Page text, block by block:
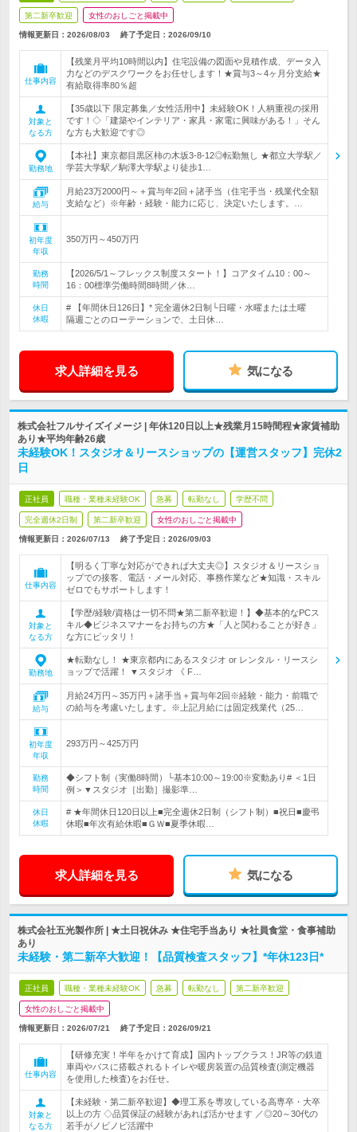
第二新卒歓迎 女性のおしごと掲載中
情報更新日：2026/08/03 終了予定日： 2026/09/10
仕事内容
【残業月平均10時間以内】住宅設備の図面や見積作成、データ入
力などのデスクワークをお任せします！★賞与3～4ヶ月分支給★
有給取得率80％超
対象と
なる方
【35歳以下 限定募集／女性活用中】未経験OK！人柄重視の採用
です！◇「建築やインテリア・家具・家電に興味がある！」そん
な方も大歓迎です◎
勤務地
【本社】東京都目黒区柿の木坂3-8-12◎転勤無し ★都立大学駅／
学芸大学駅／駒澤大学駅より徒歩1…
給与
月給23万2000円～＋賞与年2回＋諸手当（住宅手当・残業代全額
支給など）※年齢・経験・能力に応じ、決定いたします。…
初年度
年収
350万円～450万円
勤務
時間
【2026/5/1～フレックス制度スタート！】コアタイム10：00～
16：00標準労働時間8時間／休…
休日
休暇
# 【年間休日126日】* 完全週休2日制└日曜・水曜または土曜
隔週ごとのローテーションで、土日休…
求人詳細を見る 気になる
株式会社フルサイズイメージ | 年休120日以上★残業月15時間程★家賃補助
あり★平均年齢26歳
未経験OK！スタジオ＆リースショップの【運営スタッフ】完休2
日
正社員 職種・業種未経験OK 急募 転勤なし 学歴不問
完全週休2日制 第二新卒歓迎 女性のおしごと掲載中
情報更新日：2026/07/13 終了予定日： 2026/09/03
仕事内容
【明るく丁寧な対応ができれば大丈夫◎】スタジオ＆リースショ
ップでの接客、電話・メール対応、事務作業など★知識・スキル
ゼロでもサポートします！
対象と
なる方
【学歴/経験/資格は一切不問★第二新卒歓迎！】◆基本的なPCス
キル◆ビジネスマナーをお持ちの方★「人と関わることが好き」
な方にピッタリ！
勤務地
★転勤なし！ ★東京都内にあるスタジオ or レンタル・リースシ
ョップで活躍！ ▼スタジオ 《 F…
給与
月給24万円～35万円＋諸手当＋賞与年2回※経験・能力・前職で
の給与を考慮いたします。※上記月給には固定残業代（25…
初年度
年収
293万円～425万円
勤務
時間
◆シフト制（実働8時間）└基本10:00～19:00※変動あり# ＜1日
例＞▼スタジオ［出勤］撮影準…
休日
休暇
# ★年間休日120日以上■完全週休2日制（シフト制）■祝日■慶弔
休暇■年次有給休暇■ＧＷ■夏季休暇…
求人詳細を見る 気になる
株式会社五光製作所 | ★土日祝休み ★住宅手当あり ★社員食堂・食事補助
あり
未経験・第二新卒大歓迎！【品質検査スタッフ】*年休123日*
正社員 職種・業種未経験OK 急募 転勤なし 第二新卒歓迎
女性のおしごと掲載中
情報更新日：2026/07/21 終了予定日： 2026/09/21
仕事内容
【研修充実！半年をかけて育成】国内トップクラス！JR等の鉄道
車両やバスに搭載されるトイレや暖房装置の品質検査(測定機器
を使用した検査)をお任せ。
対象と
なる方
【未経験・第二新卒歓迎】◆理工系を専攻している高専卒・大卒
以上の方 ◇品質保証の経験があれば活かせます ／◎20～30代の
若手がノビノビ活躍中